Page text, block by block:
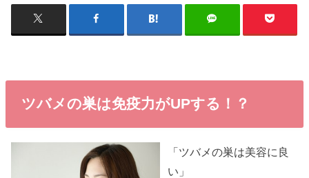
ツバメの巣は免疫力がUPする！？
「ツバメの巣は美容に良
い」